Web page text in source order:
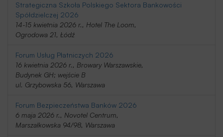
Strategiczna Szkoła Polskiego Sektora Bankowości
Spółdzielczej 2026
14-15 kwietnia 2026 r., Hotel The Loom,
Ogrodowa 21, Łódź
Forum Usług Płatniczych 2026
16 kwietnia 2026 r., Browary Warszawskie,
Budynek GH; wejście B
ul. Grzybowska 56, Warszawa
Forum Bezpieczeństwa Banków 2026
6 maja 2026 r., Novotel Centrum,
Marszałkowska 94/98, Warszawa